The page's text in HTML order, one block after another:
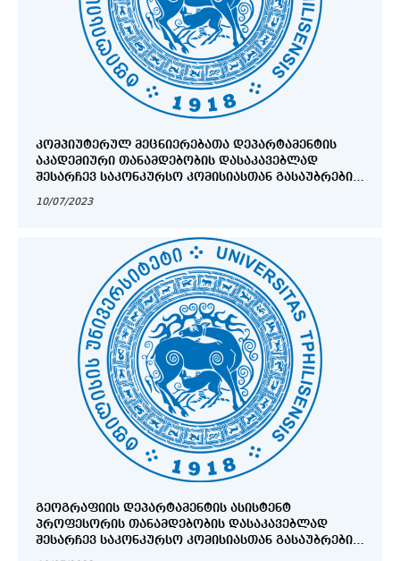
ᲙᲝᲛᲞᲘᲣᲢᲔᲠᲣᲚ ᲛᲔᲪᲜᲘᲔᲠᲔᲑᲐᲗᲐ ᲓᲔᲞᲐᲠᲢᲐᲛᲔᲜᲢᲘᲡ
ᲐᲙᲐᲓᲔᲛᲘᲣᲠᲘ ᲗᲐᲜᲐᲛᲓᲔᲑᲝᲑᲘᲡ ᲓᲐᲡᲐᲙᲐᲕᲔᲑᲚᲐᲓ
ᲨᲔᲡᲐᲠᲩᲔᲕ ᲡᲐᲙᲝᲜᲙᲣᲠᲡᲝ ᲙᲝᲛᲘᲡᲘᲐᲡᲗᲐᲜ ᲒᲐᲡᲐᲣᲑᲠᲔᲑᲘᲡ
10/07/2023
ᲒᲔᲝᲒᲠᲐᲤᲘᲘᲡ ᲓᲔᲞᲐᲠᲢᲐᲛᲔᲜᲢᲘᲡ ᲐᲡᲘᲡᲢᲔᲜᲢ
ᲞᲠᲝᲤᲔᲡᲝᲠᲘᲡ ᲗᲐᲜᲐᲛᲓᲔᲑᲝᲑᲘᲡ ᲓᲐᲡᲐᲙᲐᲕᲔᲑᲚᲐᲓ
ᲨᲔᲡᲐᲠᲩᲔᲕ ᲡᲐᲙᲝᲜᲙᲣᲠᲡᲝ ᲙᲝᲛᲘᲡᲘᲐᲡᲗᲐᲜ ᲒᲐᲡᲐᲣᲑᲠᲔᲑᲘᲡ